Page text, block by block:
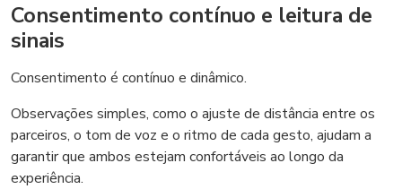
Consentimento contínuo e leitura de
sinais
Consentimento é contínuo e dinâmico.
Observações simples, como o ajuste de distância entre os
parceiros, o tom de voz e o ritmo de cada gesto, ajudam a
garantir que ambos estejam confortáveis ao longo da
experiência.